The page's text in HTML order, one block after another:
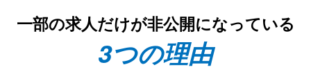
一部の求人だけが非公開になっている
3つの理由